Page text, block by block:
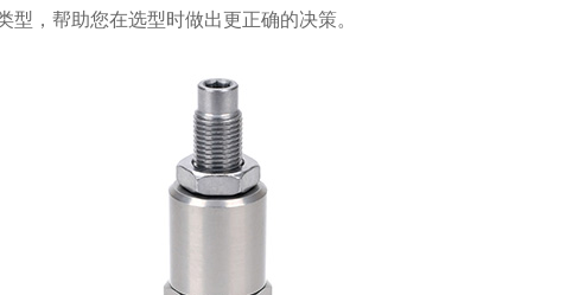
型，帮助您在选型时做出更正确的决策。